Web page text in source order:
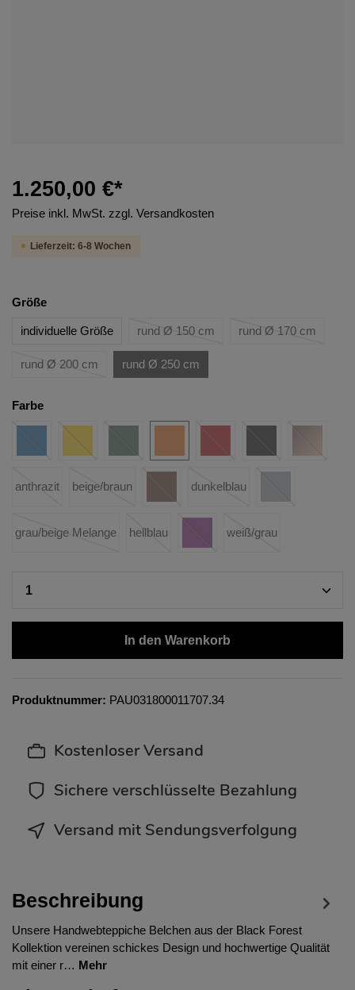
1.250,00 €*
Preise inkl. MwSt. zzgl. Versandkosten
Lieferzeit: 6-8 Wochen
Größe
individuelle Größe rund Ø 150 cm rund Ø 170 cm
rund Ø 200 cm rund Ø 250 cm
Farbe
anthrazit beige/braun dunkelblau
grau/beige Melange hellblau weiß/grau
In den Warenkorb
Produktnummer: PAU031800011707.34
Kostenloser Versand
Sichere verschlüsselte Bezahlung
Versand mit Sendungsverfolgung
Beschreibung
Unsere Handwebteppiche Belchen aus der Black Forest
Kollektion vereinen schickes Design und hochwertige Qualität
mit einer r… Mehr